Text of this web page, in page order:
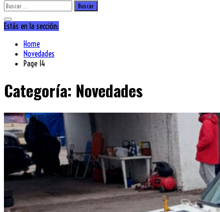
Buscar:
Estás en la sección:
Home
Novedades
Page 14
Categoría: Novedades